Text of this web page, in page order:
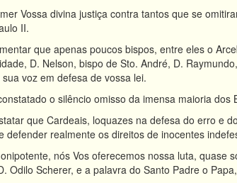
Vossa divina justiça contra tantos que se
II.
que apenas poucos bispos, entre eles o
D. Nelson, bispo de Sto. André, D.
voz em defesa de vossa lei.
o silêncio omisso da imensa maioria
que Cardeais, loquazes na defesa do erro e
defender realmente os direitos de inocentes
nós Vos oferecemos nossa luta,
Odilo Scherer, e a palavra do Santo Padre o